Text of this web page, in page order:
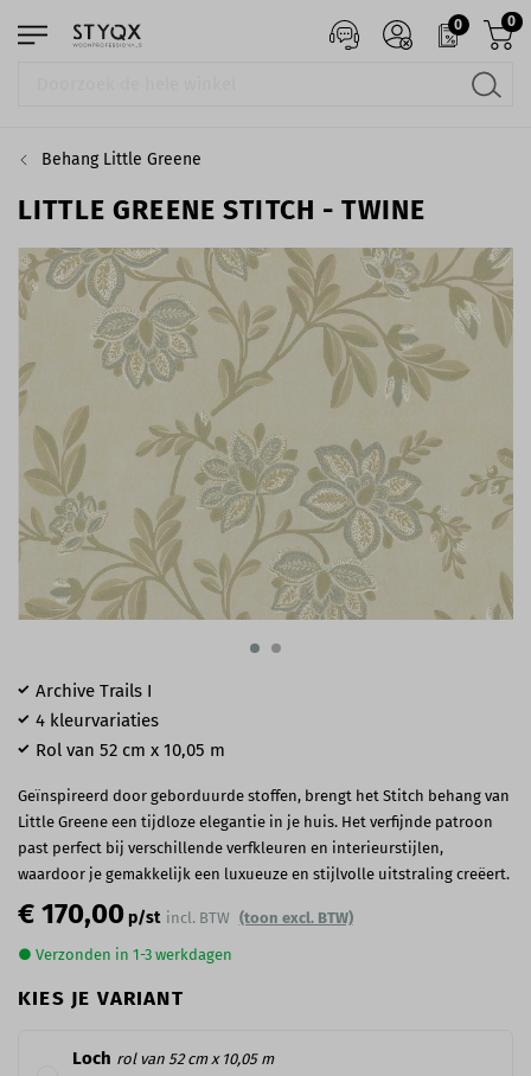
0 0
Behang Little Greene
LITTLE GREENE STITCH - TWINE
€ 170,00p/st incl. BTW (toon excl. BTW)
● Verzonden in 1-3 werkdagen
KIES JE VARIANT
Loch rol van 52 cm x 10,05 m
Archive Trails I
4 kleurvariaties
Rol van 52 cm x 10,05 m
Geïnspireerd door geborduurde stoffen, brengt het Stitch behang van
Little Greene een tijdloze elegantie in je huis. Het verfijnde patroon
past perfect bij verschillende verfkleuren en interieurstijlen,
waardoor je gemakkelijk een luxueuze en stijlvolle uitstraling creëert.